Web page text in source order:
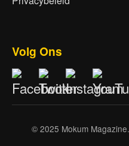
Volg Ons
© 2025 Mokum